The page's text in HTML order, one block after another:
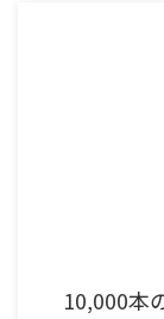
10,000本